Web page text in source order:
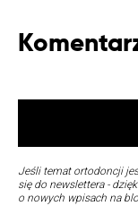
Jeśli temat ortodoncji
się do newslettera -
o nowych wpisach na